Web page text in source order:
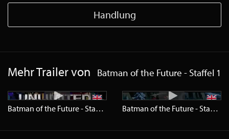
Handlung
Mehr Trailer von Batman of the Future - Staffel 1
Batman of the Future - Staffel 1 TrailerSD Batman of the Future - Staffel 1